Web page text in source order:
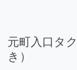
元町入口タ
き）